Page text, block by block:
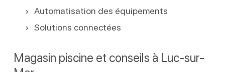
Automatisation des équipements
Solutions connectées
Magasin piscine et conseils à Luc-sur-